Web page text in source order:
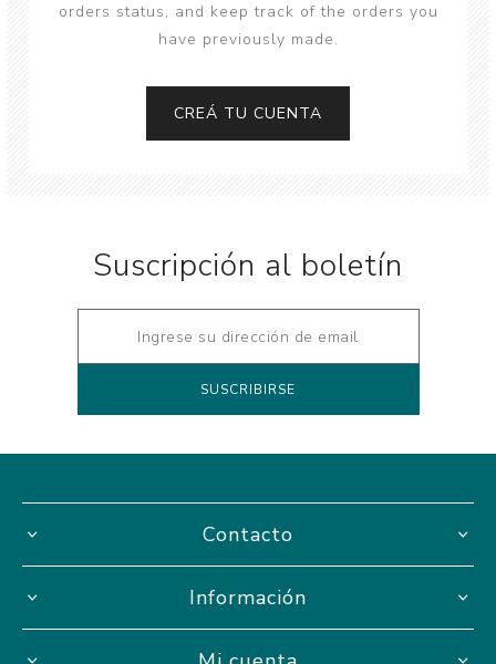
orders status, and keep track of the orders you
have previously made.
Suscripción al boletín
Contacto
Información